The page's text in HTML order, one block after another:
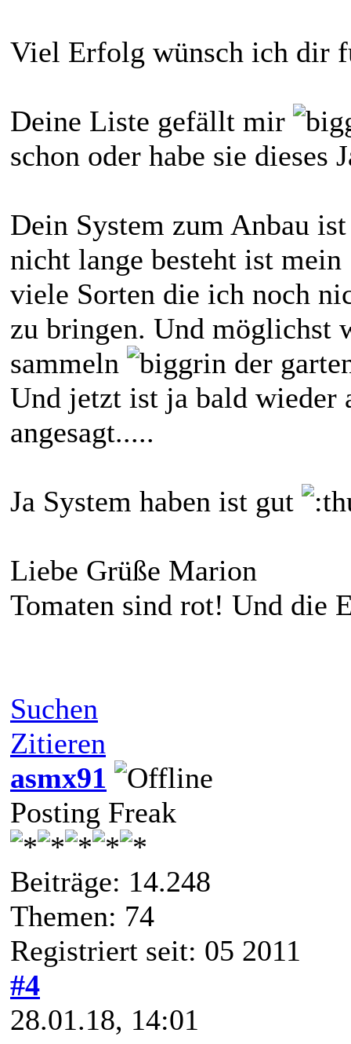
Viel Erfolg wünsch ich dir
Deine Liste gefällt mir
schon oder habe sie dieses
Dein System zum Anbau
nicht lange besteht ist
viele Sorten die ich noch
zu bringen. Und möglichst
sammeln
der
Und jetzt ist ja bald wieder
angesagt.....
Ja System haben ist gut
Liebe Grüße Marion
Tomaten sind rot! Und die
Suchen
Zitieren
asmx91
Posting Freak
Beiträge: 14.248
Themen: 74
Registriert seit: 05 2011
#4
28.01.18, 14:01